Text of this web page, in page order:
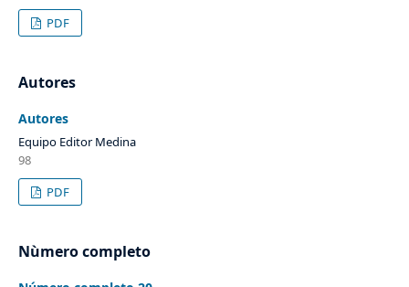
PDF
Autores
Autores
Equipo Editor Medina
98
PDF
Nùmero completo